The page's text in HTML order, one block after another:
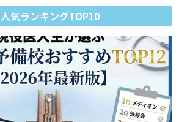
人気ランキングTOP10